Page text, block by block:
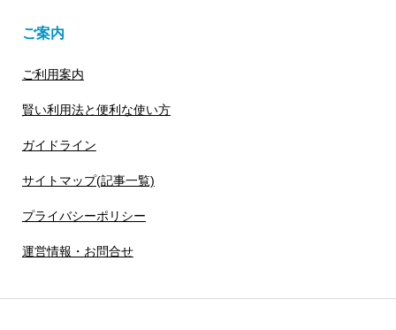
ご案内
ご利用案内
賢い利用法と便利な使い方
ガイドライン
サイトマップ(記事一覧)
プライバシーポリシー
運営情報・お問合せ